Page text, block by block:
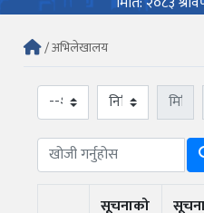
/ अभिलेखालय
सूचनाको